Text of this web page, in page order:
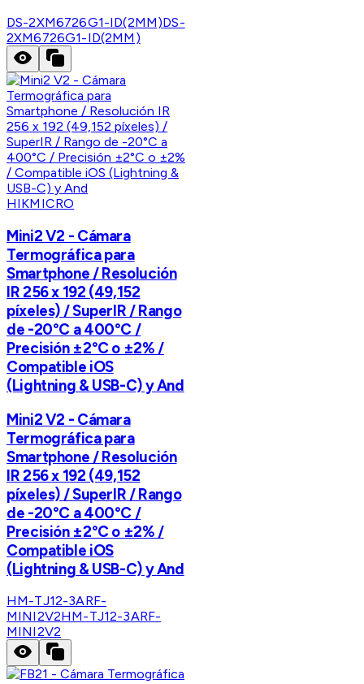
DS-2XM6726G1-ID(2MM)DS-
2XM6726G1-ID(2MM)
HIKMICRO
Mini2 V2 - Cámara
Termográfica para
Smartphone / Resolución
IR 256 x 192 (49,152
píxeles) / SuperIR / Rango
de -20°C a 400°C /
Precisión ±2°C o ±2% /
Compatible iOS
(Lightning & USB-C) y And
Mini2 V2 - Cámara
Termográfica para
Smartphone / Resolución
IR 256 x 192 (49,152
píxeles) / SuperIR / Rango
de -20°C a 400°C /
Precisión ±2°C o ±2% /
Compatible iOS
(Lightning & USB-C) y And
HM-TJ12-3ARF-
MINI2V2HM-TJ12-3ARF-
MINI2V2